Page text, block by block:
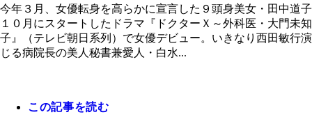
今年３月、女優転身を高らかに宣言した９頭身美女・田中道子
１０月にスタートしたドラマ『ドクターＸ～外科医・大門未知
子』（テレビ朝日系列）で女優デビュー。いきなり西田敏行演
じる病院長の美人秘書兼愛人・白水...
この記事を読む